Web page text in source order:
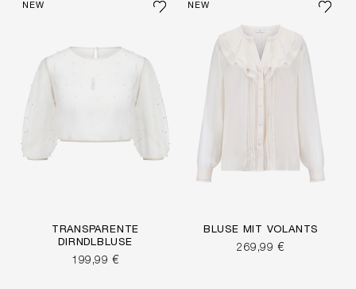
NEW
TRANSPARENTE
DIRNDLBLUSE
199,99 €
NEW
BLUSE MIT VOLANTS
269,99 €